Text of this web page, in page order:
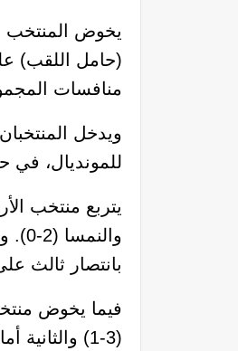
يخوض المنتخب
(حامل اللقب)
منافسات
ويدخل
للمونديال، في
بانتصار ثالث
فيما يخوض